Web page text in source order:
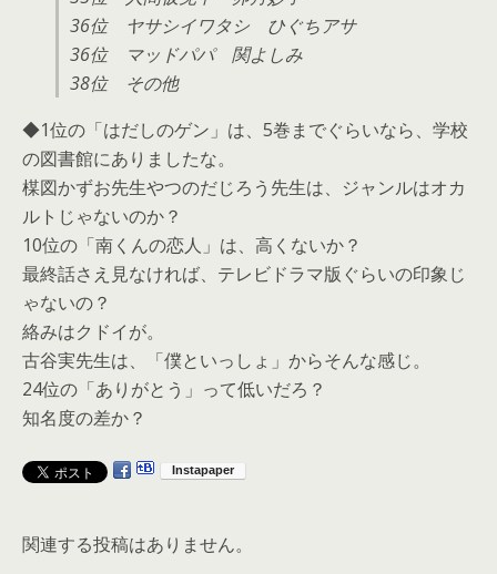
36位 ヤサシイワタシ ひぐちアサ
36位 マッドパパ 関よしみ
38位 その他
◆1位の「はだしのゲン」は、5巻までぐらいなら、学校
の図書館にありましたな。
楳図かずお先生やつのだじろう先生は、ジャンルはオカ
ルトじゃないのか？
10位の「南くんの恋人」は、高くないか？
最終話さえ見なければ、テレビドラマ版ぐらいの印象じ
ゃないの？
絡みはクドイが。
古谷実先生は、「僕といっしょ」からそんな感じ。
24位の「ありがとう」って低いだろ？
知名度の差か？
関連する投稿はありません。